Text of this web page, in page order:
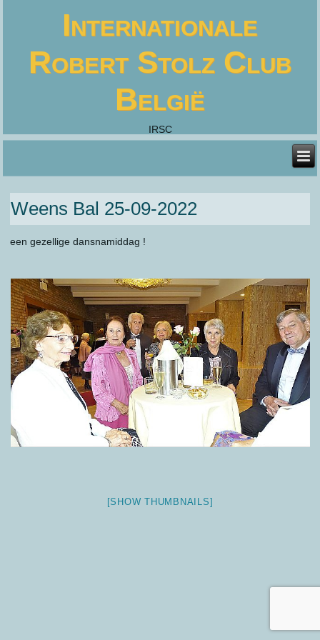
Internationale
Robert Stolz Club
België
IRSC
Weens Bal 25-09-2022
een gezellige dansnamiddag !
[SHOW THUMBNAILS]